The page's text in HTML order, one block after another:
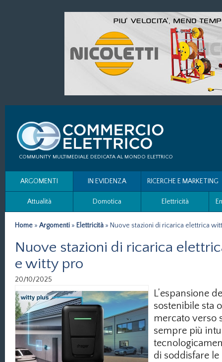
COMMUNITY MULTIMEDIALE DEDICATA AL MONDO ELETTRICO
ARGOMENTI
Attualità Domotica Elettricità
IN EVIDENZA RICERCHE E MARKETING
Home » Argomenti » Elettricità » Nuove stazioni di ricarica elettrica
Nuove stazioni di ricarica
e witty pro
20/10/2025
L’espansione
sostenibile sta
mercato verso
sempre più
di soddisfare le